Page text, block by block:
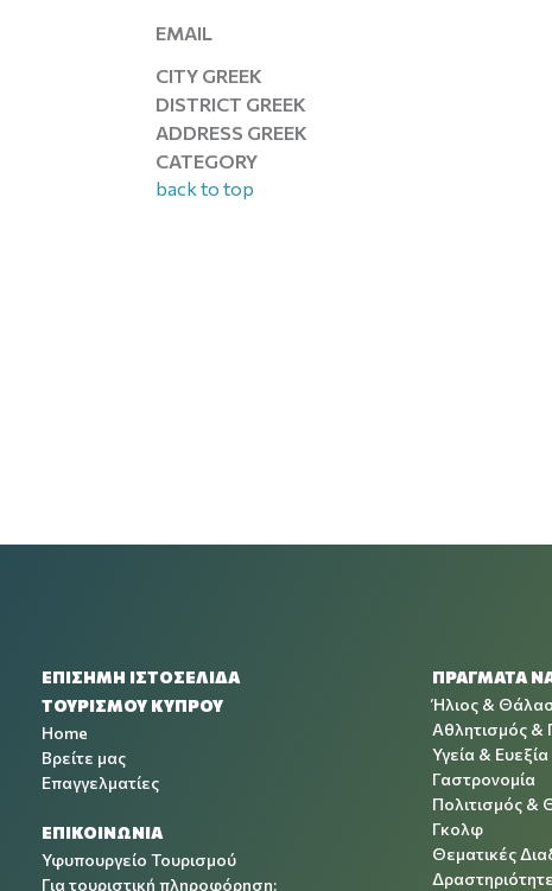
EMAIL
CITY GREEK
DISTRICT GREEK
ADDRESS GREEK
CATEGORY
back to top
ΕΠΙΣΗΜΗ ΙΣΤΟΣΕΛΙΔΑ
ΤΟΥΡΙΣΜΟΥ ΚΥΠΡΟΥ
Home
Βρείτε μας
Επαγγελματίες
ΕΠΙΚΟΙΝΩΝΙΑ
Υφυπουργείο Τουρισμού
Για τουριστική πληροφόρηση:
ΠΡΑΓΜΑΤΑ
Ήλιος &
Αθλητισμός &
Υγεία & Ευεξία
Γαστρονομία
Πολιτισμός &
Γκολφ
Θεματικές